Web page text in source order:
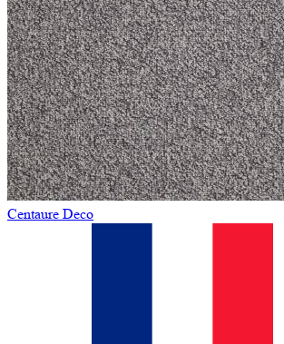
Centaure Deco